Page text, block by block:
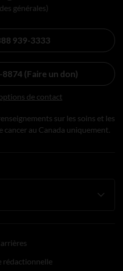
générales)
939-3333
8874 (Faire un don)
de contact
sur les soins et les
cancer au Canada uniquement.
rédactionnelle